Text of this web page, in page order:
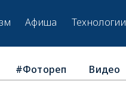
Афиша Технологии
#Фотореп Видео